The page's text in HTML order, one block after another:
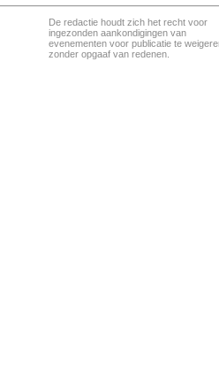
De redactie houdt zich het recht voor
ingezonden aankondigingen van
evenementen voor publicatie te
zonder opgaaf van redenen.